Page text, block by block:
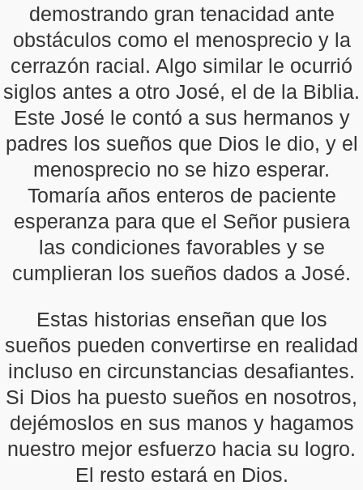
demostrando gran tenacidad ante
obstáculos como el menosprecio y la
cerrazón racial. Algo similar le ocurrió
siglos antes a otro José, el de la Biblia.
Este José le contó a sus hermanos y
padres los sueños que Dios le dio, y el
menosprecio no se hizo esperar.
Tomaría años enteros de paciente
esperanza para que el Señor pusiera
las condiciones favorables y se
cumplieran los sueños dados a José.
Estas historias enseñan que los
sueños pueden convertirse en realidad
incluso en circunstancias desafiantes.
Si Dios ha puesto sueños en nosotros,
dejémoslos en sus manos y hagamos
nuestro mejor esfuerzo hacia su logro.
El resto estará en Dios.